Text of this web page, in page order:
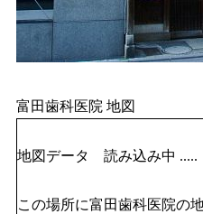
富田歯科医院 地図
地図データ 読み込み中 .....
この場所に富田歯科医院の